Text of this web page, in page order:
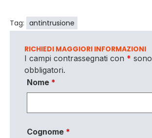
Tag: antintrusione
RICHIEDI MAGGIORI INFORMAZIONI
I campi contrassegnati con * sono
obbligatori.
Nome *
Cognome *